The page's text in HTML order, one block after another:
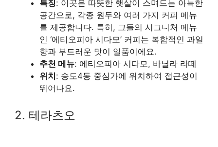
특징: 이곳은 따뜻한 햇살이 스며드는 아늑한
공간으로, 각종 원두와 여러 가지 커피 메뉴
를 제공합니다. 특히, 그들의 시그니처 메뉴
인 ‘에티오피아 시다모’ 커피는 복합적인 과일
향과 부드러운 맛이 일품이에요.
추천 메뉴: 에티오피아 시다모, 바닐라 라떼
위치: 송도4동 중심가에 위치하여 접근성이
뛰어나요.
2. 테라츠오